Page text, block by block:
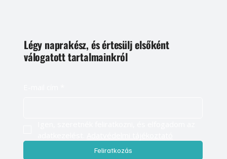
Légy naprakész, és értesülj elsőként
válogatott tartalmainkról
Feliratkozás